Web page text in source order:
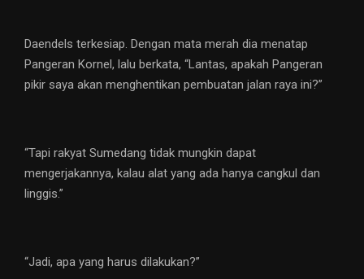
Daendels terkesiap. Dengan mata merah dia menatap
Pangeran Kornel, lalu berkata, “Lantas, apakah Pangeran
pikir saya akan menghentikan pembuatan jalan raya ini?”
“Tapi rakyat Sumedang tidak mungkin dapat
mengerjakannya, kalau alat yang ada hanya cangkul dan
linggis.”
“Jadi, apa yang harus dilakukan?”